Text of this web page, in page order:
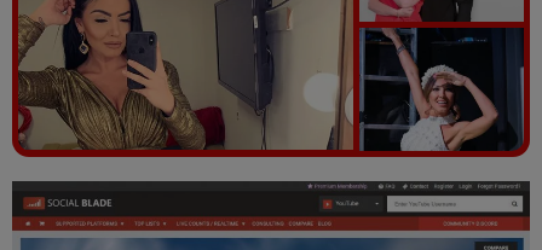
Vezi galeria foto
10 poze